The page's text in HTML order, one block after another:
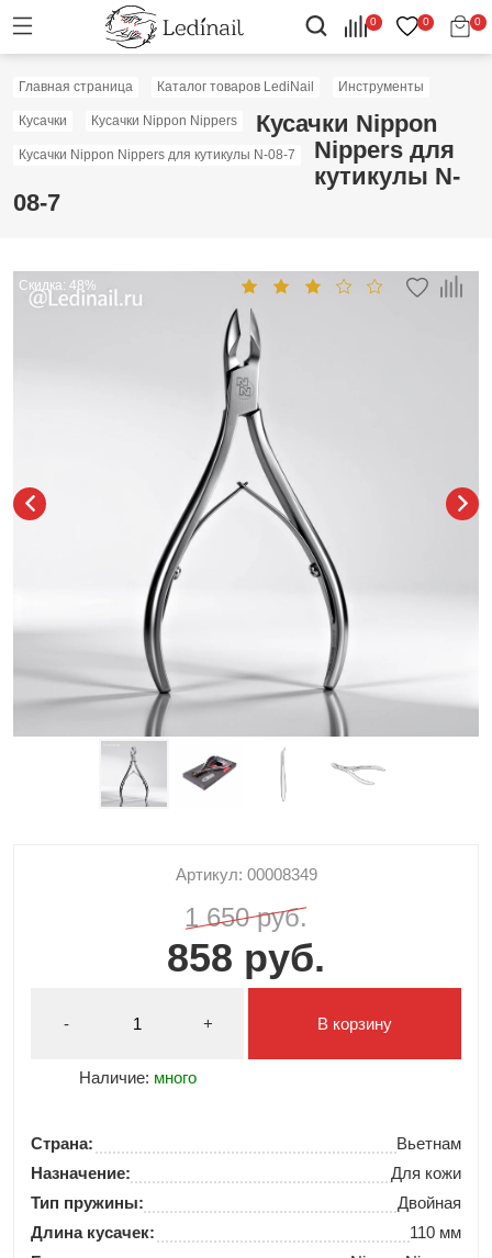
0 0 0
Главная страница Каталог товаров LediNail Инструменты
Кусачки Кусачки Nippon Nippers
Кусачки Nippon Nippers для кутикулы N-08-7
Кусачки Nippon
Nippers для
кутикулы N-
08-7
Скидка: 48%
Артикул: 00008349
1 650 руб.
858 руб.
- +
Наличие: много
В корзину
Страна:
Вьетнам
Назначение:
Для кожи
Тип пружины:
Двойная
Длина кусачек:
110 мм